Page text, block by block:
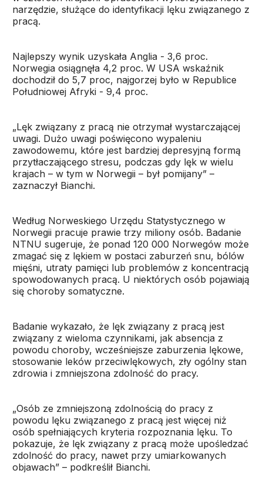
narzędzie, służące do identyfikacji lęku związanego z
pracą.
Najlepszy wynik uzyskała Anglia - 3,6 proc.
Norwegia osiągnęła 4,2 proc. W USA wskaźnik
dochodził do 5,7 proc, najgorzej było w Republice
Południowej Afryki - 9,4 proc.
„Lęk związany z pracą nie otrzymał wystarczającej
uwagi. Dużo uwagi poświęcono wypaleniu
zawodowemu, które jest bardziej depresyjną formą
przytłaczającego stresu, podczas gdy lęk w wielu
krajach – w tym w Norwegii – był pomijany” –
zaznaczył Bianchi.
Według Norweskiego Urzędu Statystycznego w
Norwegii pracuje prawie trzy miliony osób. Badanie
NTNU sugeruje, że ponad 120 000 Norwegów może
zmagać się z lękiem w postaci zaburzeń snu, bólów
mięśni, utraty pamięci lub problemów z koncentracją
spowodowanych pracą. U niektórych osób pojawiają
się choroby somatyczne.
Badanie wykazało, że lęk związany z pracą jest
związany z wieloma czynnikami, jak absencja z
powodu choroby, wcześniejsze zaburzenia lękowe,
stosowanie leków przeciwlękowych, zły ogólny stan
zdrowia i zmniejszona zdolność do pracy.
„Osób ze zmniejszoną zdolnością do pracy z
powodu lęku związanego z pracą jest więcej niż
osób spełniających kryteria rozpoznania lęku. To
pokazuje, że lęk związany z pracą może upośledzać
zdolność do pracy, nawet przy umiarkowanych
objawach” – podkreślił Bianchi.